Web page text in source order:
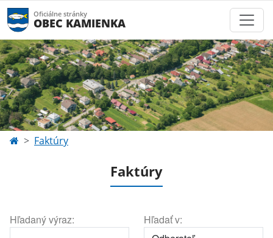
Oficiálne stránky
OBEC KAMIENKA
Faktúry
Faktúry
Hľadaný výraz: Hľadať v: